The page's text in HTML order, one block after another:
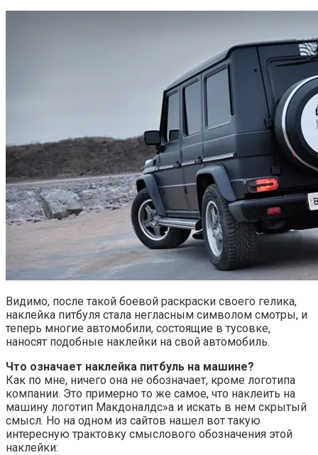
Видимо, после такой боевой раскраски своего гелика,
наклейка питбуля стала негласным символом смотры, и
теперь многие автомобили, состоящие в тусовке,
наносят подобные наклейки на свой автомобиль.
Что означает наклейка питбуль на машине?
Как по мне, ничего она не обозначает, кроме логотипа
компании. Это примерно то же самое, что наклеить на
машину логотип Макдоналдс»а и искать в нем скрытый
смысл. Но на одном из сайтов нашел вот такую
интересную трактовку смыслового обозначения этой
наклейки: